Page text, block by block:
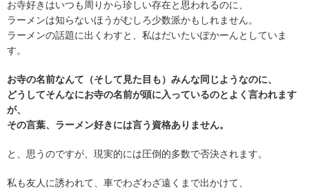
お寺好きはいつも周りから珍しい存在と思われるのに、
ラーメンは知らないほうがむしろ少数派かもしれません。
ラーメンの話題に出くわすと、私はだいたいぽかーんとしていま
す。
お寺の名前なんて（そして見た目も）みんな同じようなのに、
どうしてそんなにお寺の名前が頭に入っているのとよく言われます
が、
その言葉、ラーメン好きには言う資格ありません。
と、思うのですが、現実的には圧倒的多数で否決されます。
私も友人に誘われて、車でわざわざ遠くまで出かけて、